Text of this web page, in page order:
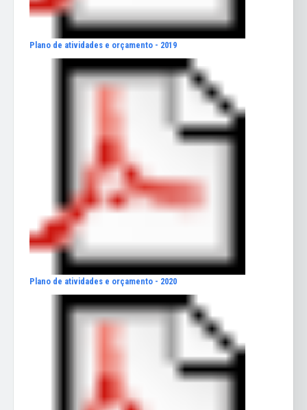
Plano de atividades e orçamento - 2019
Plano de atividades e orçamento - 2020